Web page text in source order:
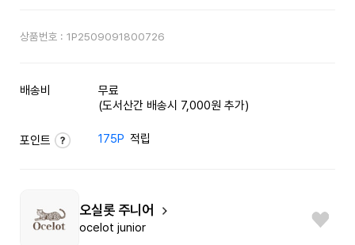
상품번호 : 1P2509091800726
배송비
무료
(도서산간 배송시 7,000원 추가)
포인트 175P 적립
오실롯 주니어
ocelot junior